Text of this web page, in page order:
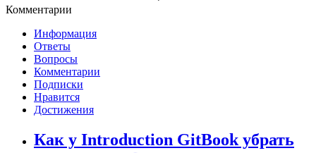
Комментарии
Информация
Ответы
Вопросы
Комментарии
Подписки
Нравится
Достижения
Как у Introduction GitBook убрать